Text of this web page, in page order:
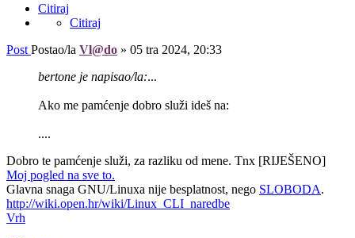
Citiraj
Citiraj
Post Postao/la Vl@do » 05 tra 2024, 20:33
bertone je napisao/la:...
Ako me pamćenje dobro služi ideš na:
....
Dobro te pamćenje služi, za razliku od mene. Tnx [RIJEŠENO]
Moj pogled na sve to.
Glavna snaga GNU/Linuxa nije besplatnost, nego SLOBODA.
http://wiki.open.hr/wiki/Linux_CLI_naredbe
Vrh